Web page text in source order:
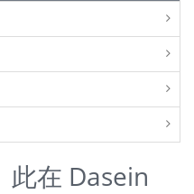
此在 Dasein